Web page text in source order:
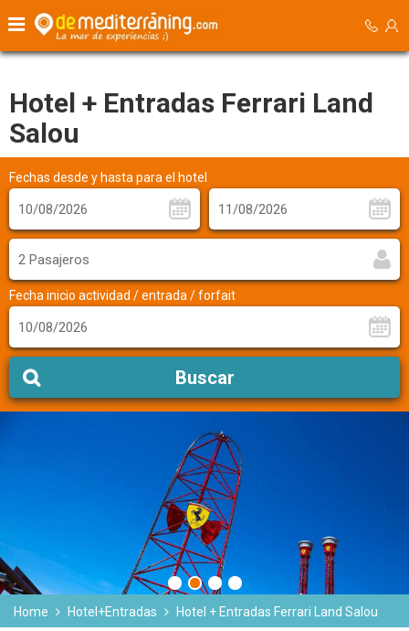
Hotel + Entradas Ferrari Land
Salou
Fechas desde y hasta para el hotel
2 Pasajeros
Fecha inicio actividad / entrada / forfait
Buscar
Home Hotel+Entradas Hotel + Entradas Ferrari Land Salou